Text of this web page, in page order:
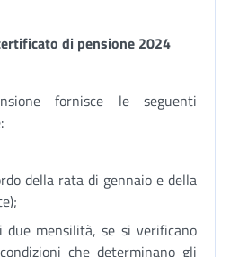
di pensione 2024
fornisce le seguenti
della rata di gennaio e della
mensilità, se si verificano
che determinano gli